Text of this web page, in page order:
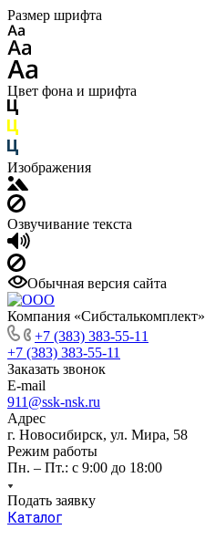
Размер шрифта
Цвет фона и шрифта
Изображения
Озвучивание текста
Обычная версия сайта
Компания «Сибсталькомплект»
+7 (383) 383-55-11
+7 (383) 383-55-11
Заказать звонок
E-mail
911@ssk-nsk.ru
Адрес
г. Новосибирск, ул. Мира, 58
Режим работы
Пн. – Пт.: с 9:00 до 18:00
Подать заявку
Каталог